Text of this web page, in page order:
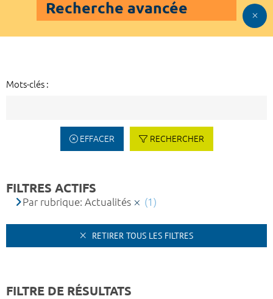
Recherche avancée
Mots-clés :
EFFACER RECHERCHER
FILTRES ACTIFS
Par rubrique: Actualités (1)
RETIRER TOUS LES FILTRES
FILTRE DE RÉSULTATS